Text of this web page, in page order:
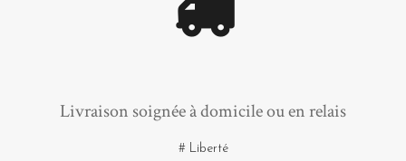
Livraison soignée à domicile ou en relais
# Liberté